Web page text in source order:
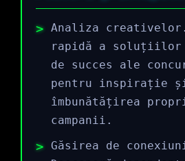
Analiza
rapidă a
de succes ale
pentru inspirație
îmbunătățirea
campanii.
Găsirea de